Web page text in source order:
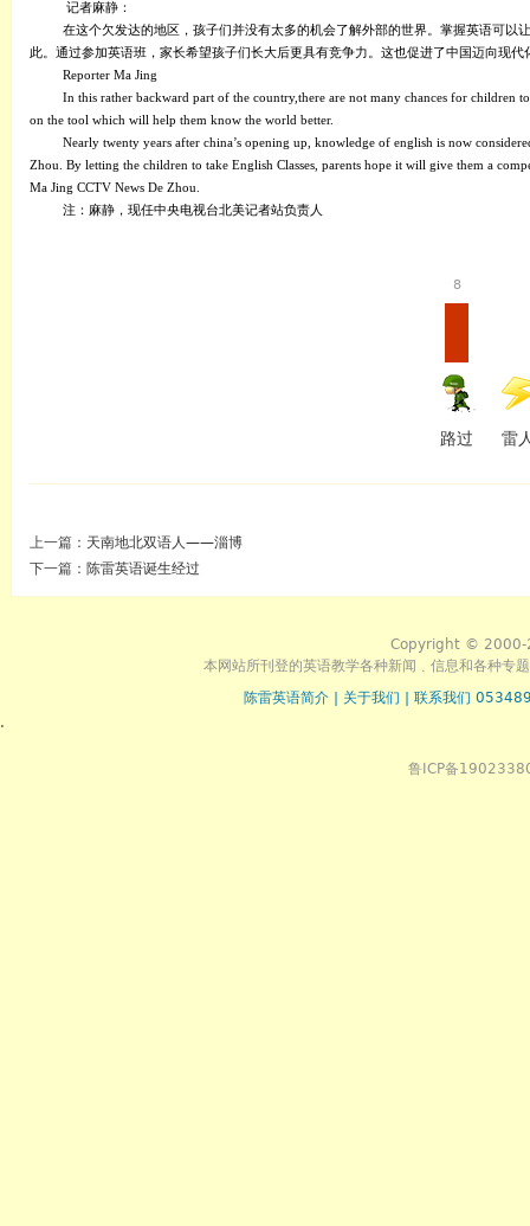
记者麻静：
在这个欠发达的地区，孩子们并没有太多的机会了解外部的世界。掌握英语可以
此。通过参加英语班，家长希望孩子们长大后更具有竞争力。这也促进了中国迈向现
Reporter Ma Jing
In this rather backward part of the country,there are not many chances for
on the tool which will help them know the world better.
Nearly twenty years after china’s opening up, knowledge of english is now
Zhou. By letting the children to take English Classes, parents hope it will give them a
Ma Jing CCTV News De Zhou.
注：麻静，现任中央电视台北美记者站负责人
8
路过 雷
上一篇： 天南地北双语人——淄博
下一篇： 陈雷英语诞生经过
Copyright © 2000-
本网站所刊登的英语教学各种新闻﹑信息和各种专
陈雷英语简介
关于我们
联系我们
.
鲁ICP备